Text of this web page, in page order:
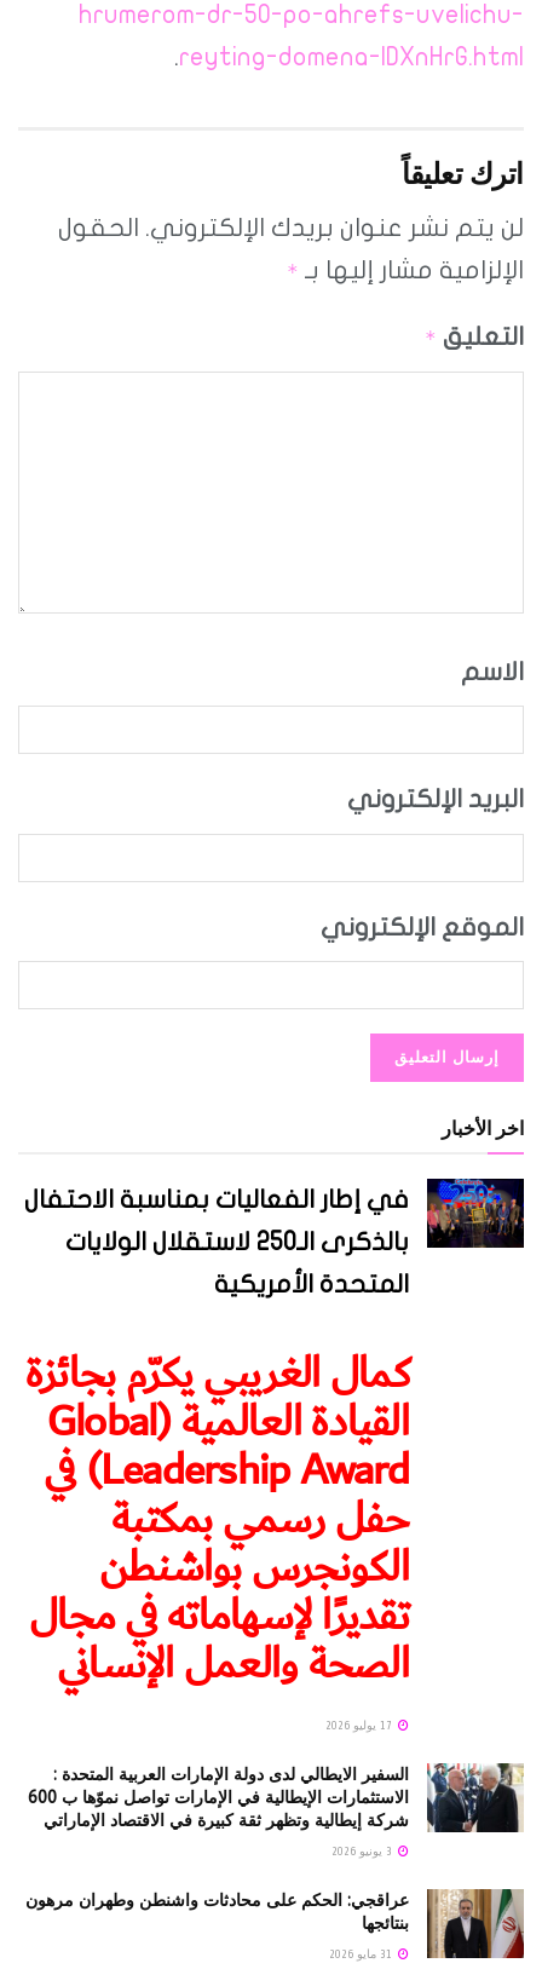
hrumerom-dr-50-po-ahrefs-uvelichu-
reyting-domena-IDXnHrG.html
.
اترك تعليقاً
لن يتم نشر عنوان بريدك الإلكتروني. الحقول
الإلزامية مشار إليها بـ*
التعليق*
الاسم
البريد الإلكتروني
الموقع الإلكتروني
اخر الأخبار
في إطار الفعاليات بمناسبة الاحتفال
بالذكرى الـ250 لاستقلال الولايات
المتحدة الأمريكية
كمال الغريبي يكرّم بجائزة
القيادة العالمية (Global
Leadership Award) في
حفل رسمي بمكتبة
الكونجرس بواشنطن
تقديرًا لإسهاماته في مجال
الصحة والعمل الإنساني
17 يوليو 2026
السفير الايطالي لدى دولة الإمارات العربية المتحدة :
الاستثمارات الإيطالية في الإمارات تواصل نموّها ب 600
شركة إيطالية وتظهر ثقة كبيرة في الاقتصاد الإماراتي
3 يونيو 2026
عراقجي: الحكم على محادثات واشنطن وطهران مرهون
بنتائجها
31 مايو 2026